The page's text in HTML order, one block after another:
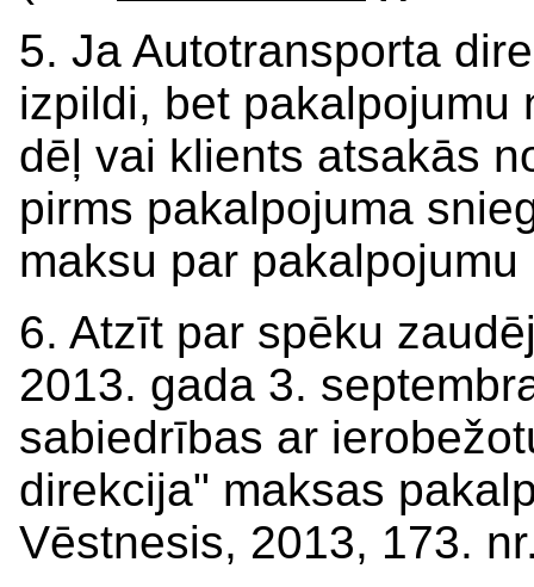
5. Ja Autotransporta
izpildi, bet
dēļ vai klients atsakās
pirms pakalpojuma
maksu par
6. Atzīt par spēku
2013. gada 3.
sabiedrības ar
direkcija" maksas
Vēstnesis, 2013, 173.